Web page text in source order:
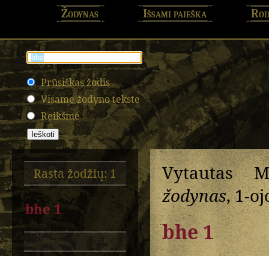
Žodynas Išsami paieška
Prūsiškas žodis
Visame žodyno tekste
Reikšmė
Rasta žodžių: 1
bhe 1
Vytautas
žodynas, 1-
bhe 1